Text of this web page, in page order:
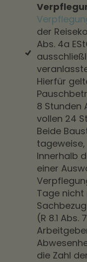
der
Abs. 4a
Hierfür
8 Stunden
vollen 24
Beide
Innerhalb
einer
Tage
(R 8.1 Abs.
die Zahl